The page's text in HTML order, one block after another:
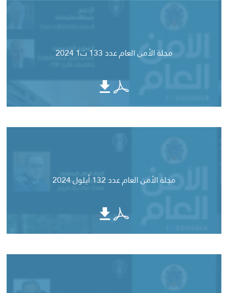
مجلة الأمن العام عدد 133 ت1 2024
مجلة الأمن العام عدد 132 أيلول 2024